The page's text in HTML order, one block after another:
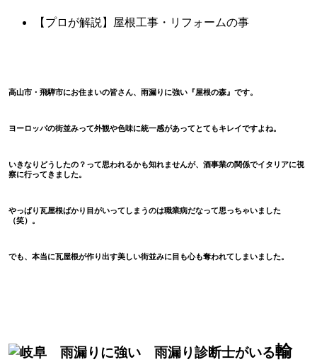
【プロが解説】屋根工事・リフォームの事
高山市・飛騨市にお住まいの皆さん、雨漏りに強い『屋根の森』です。
ヨーロッパの街並みって外観や色味に統一感があってとてもキレイですよね。
いきなりどうしたの？って思われるかも知れませんが、酒事業の関係でイタリアに視
察に行ってきました。
やっぱり瓦屋根ばかり目がいってしまうのは職業病だなって思っちゃいました
（笑）。
でも、本当に瓦屋根が作り出す美しい街並みに目も心も奪われてしまいました。
輸